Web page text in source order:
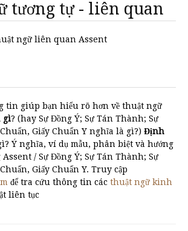
tương tự - liên quan
ngữ liên quan Assent
tin giúp bạn hiểu rõ hơn về thuật ngữ
gì? (hay Sự Đồng Ý; Sự Tán Thành; Sự
Giấy Chuẩn Y nghĩa là gì?) Định
Ý nghĩa, ví dụ mẫu, phân biệt và hướng
/ Sự Đồng Ý; Sự Tán Thành; Sự
Giấy Chuẩn Y. Truy cập
để tra cứu thông tin các thuật ngữ kinh
liên tục